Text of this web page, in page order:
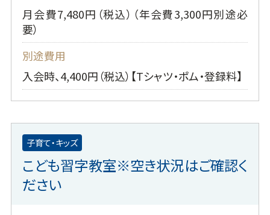
月会費7,480円（税込）（年会費3,300円別途必
要）
別途費用
入会時、4,400円（税込）【Tシャツ・ポム・登録料】
こども習字教室※空き状況はご確認く
ださい
子育て・キッズ